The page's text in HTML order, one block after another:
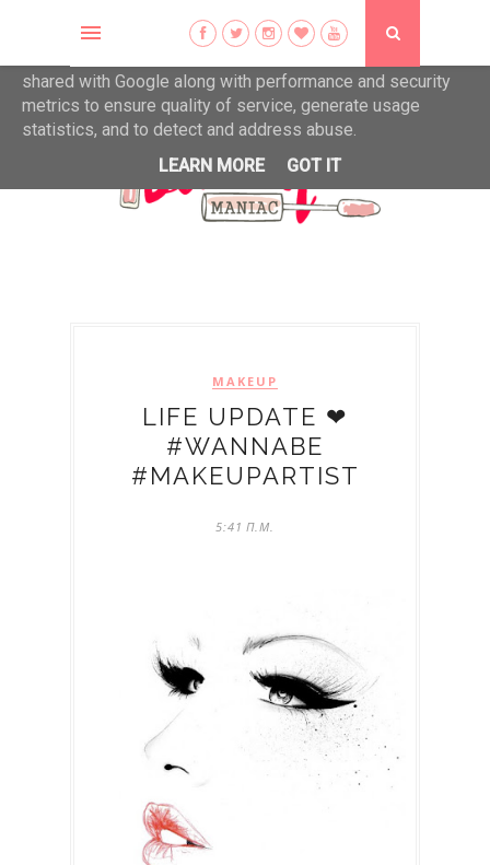
MAKEUP
LIFE UPDATE ❤
#WANNABE
#MAKEUPARTIST
5:41 Π.Μ.
This site uses cookies from Google to deliver its services
shared with Google along with performance and security
metrics to ensure quality of service, generate usage
statistics, and to detect and address abuse.
LEARN MORE
GOT IT